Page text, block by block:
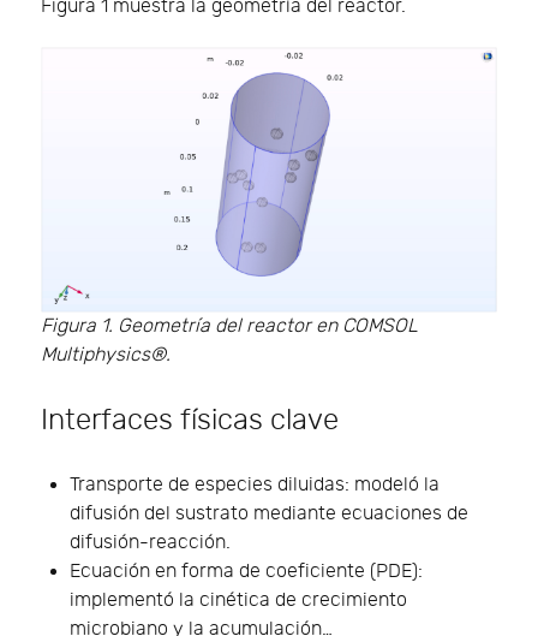
Figura 1 muestra la geometría del reactor.
Figura 1. Geometría del reactor en COMSOL
Multiphysics®.
Interfaces físicas clave
Transporte de especies diluidas: modeló la
difusión del sustrato mediante ecuaciones de
difusión-reacción.
Ecuación en forma de coeficiente (PDE):
implementó la cinética de crecimiento
microbiano y la acumulación…